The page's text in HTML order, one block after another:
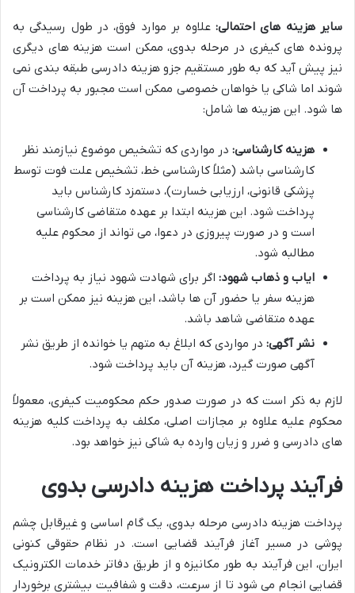
سایر هزینه های احتمالی: علاوه بر موارد فوق، در طول رسیدگی به
پرونده های کیفری در مرحله بدوی، ممکن است هزینه های دیگری
نیز پیش آید که به طور مستقیم جزو هزینه دادرسی طبقه بندی نمی
شوند اما شاکی یا خواهان خصوصی ممکن است مجبور به پرداخت آن
ها شود. این هزینه ها شامل:
هزینه کارشناسی: در مواردی که تشخیص موضوع نیازمند نظر
کارشناسی باشد (مثلاً کارشناسی خط، تشخیص علت فوت توسط
پزشکی قانونی، ارزیابی خسارت)، دستمزد کارشناس باید
پرداخت شود. این هزینه ابتدا بر عهده متقاضی کارشناسی
است و در صورت پیروزی در دعوا، می تواند از محکوم علیه
مطالبه شود.
ایاب و ذهاب شهود: اگر برای شهادت شهود نیاز به پرداخت
هزینه سفر یا حضور آن ها باشد، این هزینه نیز ممکن است بر
عهده متقاضی شاهد باشد.
نشر آگهی: در مواردی که ابلاغ به متهم یا خوانده از طریق نشر
آگهی صورت گیرد، هزینه آن باید پرداخت شود.
لازم به ذکر است که در صورت صدور حکم محکومیت کیفری، معمولاً
محکوم علیه علاوه بر مجازات اصلی، مکلف به پرداخت کلیه هزینه
های دادرسی و ضرر و زیان وارده به شاکی نیز خواهد بود.
فرآیند پرداخت هزینه دادرسی بدوی
پرداخت هزینه دادرسی مرحله بدوی، یک گام اساسی و غیرقابل چشم
پوشی در مسیر آغاز فرآیند قضایی است. در نظام حقوقی کنونی
ایران، این فرآیند به طور مکانیزه و از طریق دفاتر خدمات الکترونیک
قضایی انجام می شود تا از سرعت، دقت و شفافیت بیشتری برخوردار